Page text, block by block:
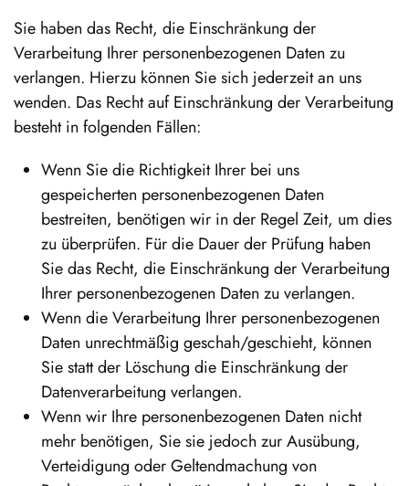
Sie haben das Recht, die Einschränkung der
Verarbeitung Ihrer personenbezogenen Daten zu
verlangen. Hierzu können Sie sich jederzeit an uns
wenden. Das Recht auf Einschränkung der Verarbeitung
besteht in folgenden Fällen:
Wenn Sie die Richtigkeit Ihrer bei uns
gespeicherten personenbezogenen Daten
bestreiten, benötigen wir in der Regel Zeit, um dies
zu überprüfen. Für die Dauer der Prüfung haben
Sie das Recht, die Einschränkung der Verarbeitung
Ihrer personenbezogenen Daten zu verlangen.
Wenn die Verarbeitung Ihrer personenbezogenen
Daten unrechtmäßig geschah/geschieht, können
Sie statt der Löschung die Einschränkung der
Datenverarbeitung verlangen.
Wenn wir Ihre personenbezogenen Daten nicht
mehr benötigen, Sie sie jedoch zur Ausübung,
Verteidigung oder Geltendmachung von